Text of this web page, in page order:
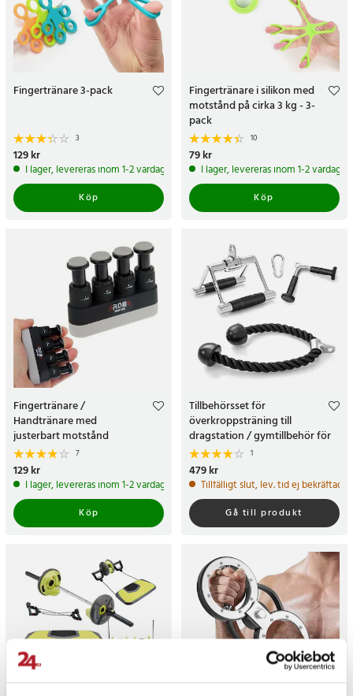
Fingertränare 3-pack
3
Pris:129 kr
129 kr
I lager, levereras inom 1-2 vardagar
Köp
Fingertränare i silikon med
motstånd på cirka 3 kg - 3-
pack
10
Pris:
79 kr
I lager, levereras inom 1-2 vardagar
Köp
Fingertränare /
Handtränare med
justerbart motstånd
7
Pris:129 kr
129 kr
I lager, levereras inom 1-2 vardagar
Köp
Tillbehörsset för
överkroppsträning till
dragstation / gymtillbehör för
kabeldrag / kabelmaskin
1
Pris:479 kr
479 kr
Tillfälligt slut, lev. tid ej bekräftad.
Gå till produkt